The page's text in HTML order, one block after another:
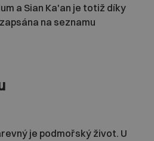
a Sian Ka'an je totiž díky
na seznamu
je podmořský život. U